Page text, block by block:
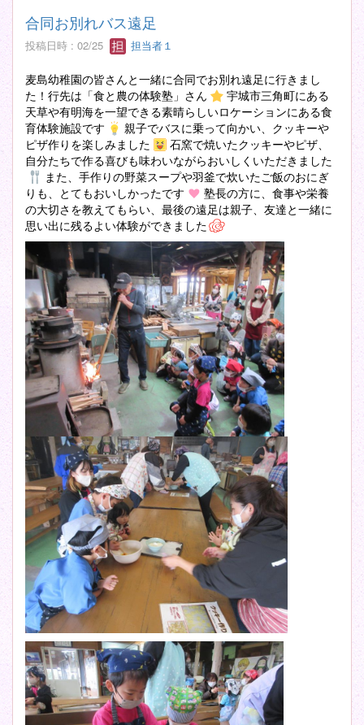
合同お別れバス遠足
投稿日時 : 02/25 担当者１
麦島幼稚園の皆さんと一緒に合同でお別れ遠足に行きまし
た！行先は「食と農の体験塾」さん
宇城市三角町にある
天草や有明海を一望できる素晴らしいロケーションにある食
育体験施設です
親子でバスに乗って向かい、クッキーや
ピザ作りを楽しみました
石窯で焼いたクッキーやピザ、
自分たちで作る喜びも味わいながらおいしくいただきました
また、手作りの野菜スープや羽釜で炊いたご飯のおにぎ
りも、とてもおいしかったです
塾長の方に、食事や栄養
の大切さを教えてもらい、最後の遠足は親子、友達と一緒に
思い出に残るよい体験ができました